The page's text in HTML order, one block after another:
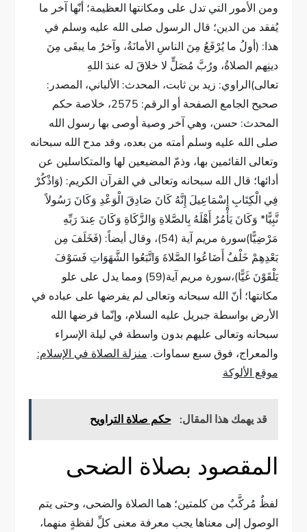
ومن الأمور التي تدل على ومكانتها العظيمة؛ أنّها آخر ما
يُفقد من الدين؛ قال الرسول صلى الله عليه وسلم في
هذا: (أولُ ما يُرْفَعُ مِنَ الناسِ الأمانَةُ، وآخرُ ما يبقَى مِنَ
دينِهم الصلاةُ، ورُبَّ مُصَلٍّ لا خلاقَ له عندَ اللهِ
تعالى)الراوي: زيد بن ثابت، المحدث: الألباني، المصدر:
صحيح الجامع الصفحة أو الرقم: 2575، خلاصة حكم
المحدث: حسن، وهي آخر وصية أوصى بها رسول الله
صلى الله عليه وسلم أمته من بعده، وقد مدح الله سبحانه
وتعالى القائمين بها، وذمّ المضيعين لها والمتكاسلين عن
أدائها؛ قال الله سبحانه وتعالى في القرآن الكريم: (وَاذْكُرْ
فِي الْكِتَابِ إِسْمَاعِيلَ إِنَّهُ كَانَ صَادِقَ الْوَعْدِ وَكَانَ رَسُولاً
نَّبِيًّا* وَكَانَ يَأْمُرُ أَهْلَهُ بِالصَّلاةِ وَالزَّكَاةِ وَكَانَ عِندَ رَبِّهِ
مَرْضِيًّا)سورة مريم آية (54)، وقال أيضاً: (فَخَلَفَ مِن
بَعْدِهِمْ خَلْفٌ أَضَاعُوا الصَّلاةَ وَاتَّبَعُوا الشَّهَوَاتِ فَسَوْفَ
يَلْقَوْنَ غَيًّا)،سورة مريم آية(59) ومما يدل على علو
مكانتها؛ أنّ الله سبحانه وتعالى لم يفرضها على عباده في
الأرض بواسطة جبريل عليه السلام، وإنّما فرضها الله
سبحانه وتعالى عليهم بدون واسطة في ليلة الإسراء
والمعراج، فوق سبع سماوات. منزلة الصلاة في الإسلام:
موقع الألوكة
قد يهمك هذا المقال: حكم صلاة التراويح
المقصود بصلاة الضحى
لفظٌ مُركَّبٌ من كلمتين؛ هما الصلاة والضحى، وحتى يتم
الوصول إلى معناها يجب معرفة معنى كلِّ لفظةٍ منهما،